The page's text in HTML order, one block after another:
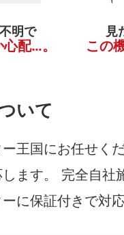
明で
配…。
見
この
いて
王国にお任せく
ます。 完全自社
に保証付きで対応